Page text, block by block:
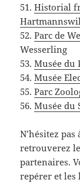
51.Historial
52.Parc de
Wesserling
53.Musée du
54.Musée
55.Parc
56.Musée du
N’hésitez
retrouverez
partenaires.
repérer et les